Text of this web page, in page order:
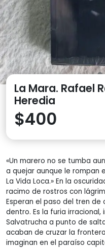
La Mara. Rafael
Heredia
$400
«Un marero no se tumba
a quejar aunque le rompan
La Vida Loca.» En la
racimo de rostros con
Esperan el paso del tren de
dentro. Es la furia irracional,
Salvatrucha a punto de
acaban de cruzar la
imaginan en el paraíso